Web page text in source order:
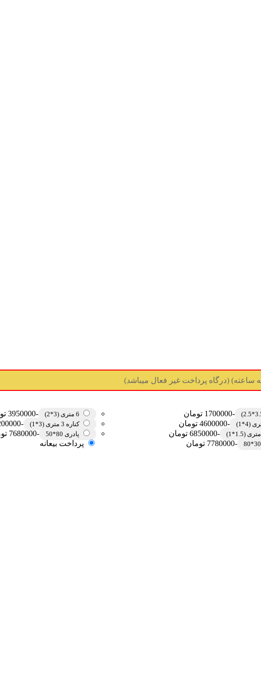
-1700000 تومان 6 متری (3*2) -3950000 تومان
-4600000 تومان کناره 3 متری (3*1) -5200000 تومان
-6850000 تومان پادری 80*50 -7680000 تومان
-7780000 تومان
پرداخت بیعانه